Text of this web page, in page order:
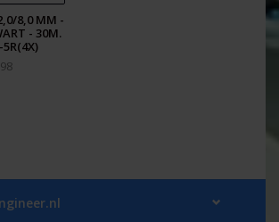
engineer.nl
2111162501
8,0 MM -
- 30M.
5R(4X)